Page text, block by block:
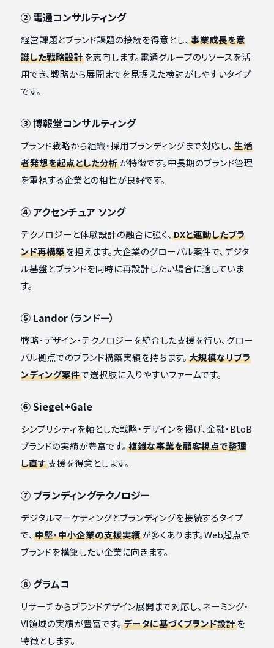
② 電通コンサルティング
経営課題とブランド課題の接続を得意とし、 事業成長を意
識した戦略設計を志向します。電通グループのリソースを活
用でき、戦略から展開までを見据えた検討がしやすいタイプ
です。
③ 博報堂コンサルティング
ブランド戦略から組織・採用ブランディングまで対応し、 生活
者発想を起点とした分析が特徴です。中長期のブランド管理
を重視する企業との相性が良好です。
④ アクセンチュア ソング
テクノロジーと体験設計の融合に強く、 DXと連動したブラ
ンド再構築を担えます。大企業のグローバル案件で、デジタ
ル基盤とブランドを同時に再設計したい場合に適していま
す。
⑤ Landor（ランドー）
戦略・デザイン・テクノロジーを統合した支援を行い、グロー
バル拠点でのブランド構築実績を持ちます。 大規模なリブラ
ンディング案件で選択肢に入りやすいファームです。
⑥ Siegel+Gale
シンプリシティを軸とした戦略・デザインを掲げ、金融・BtoB
ブランドの実績が豊富です。 複雑な事業を顧客視点で整理
し直す支援を得意とします。
⑦ ブランディングテクノロジー
デジタルマーケティングとブランディングを接続するタイプ
で、 中堅・中小企業の支援実績が多くあります。Web起点で
ブランドを構築したい企業に向きます。
⑧ グラムコ
リサーチからブランドデザイン展開まで対応し、ネーミング・
VI領域の実績が豊富です。 データに基づくブランド設計を
特徴とします。